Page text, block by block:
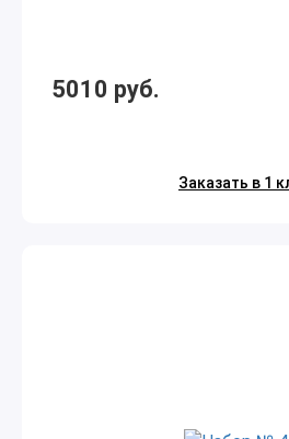
5010 руб.
Заказать в 1